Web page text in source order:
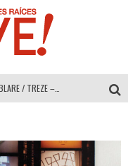
MULTIOFICINAS / AMOBLARE / TREZE – Especial Interiorismo & Decoración 2026
COLINEAL – Especial Interiorismo & Decoración 2026